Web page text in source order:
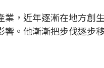
業，近年逐漸在地方創
響。他漸漸把步伐逐步